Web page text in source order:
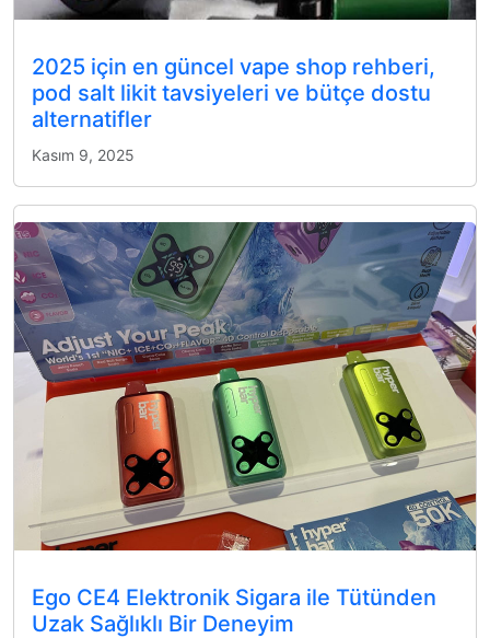
2025 için en güncel vape shop rehberi,
pod salt likit tavsiyeleri ve bütçe dostu
alternatifler
Kasım 9, 2025
Ego CE4 Elektronik Sigara ile Tütünden
Uzak Sağlıklı Bir Deneyim